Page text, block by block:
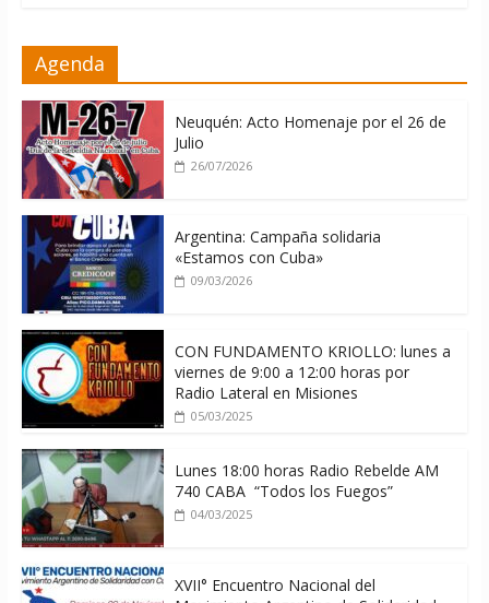
06/08/2026
Agenda
Neuquén: Acto Homenaje por el 26 de
Julio
26/07/2026
Argentina: Campaña solidaria
«Estamos con Cuba»
09/03/2026
CON FUNDAMENTO KRIOLLO: lunes a
viernes de 9:00 a 12:00 horas por
Radio Lateral en Misiones
05/03/2025
Lunes 18:00 horas Radio Rebelde AM
740 CABA “Todos los Fuegos”
04/03/2025
XVII° Encuentro Nacional del